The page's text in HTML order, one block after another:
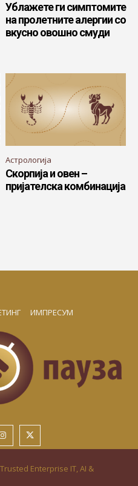
Ублажете ги симптомите
на пролетните алергии со
вкусно овошно смуди
Астрологија
Скорпија и овен –
пријателска комбинација
ИМПРЕСУМ
Trusted Enterprise IT, AI &